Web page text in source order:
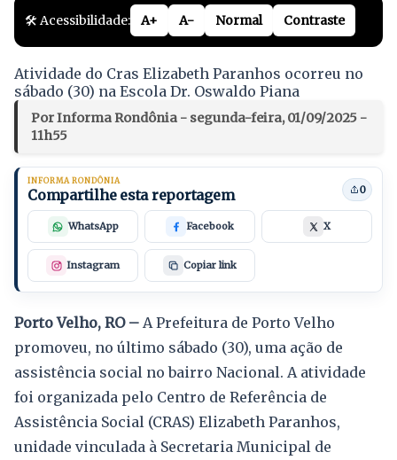
🛠️ Acessibilidade: A+ A- Normal Contraste
Atividade do Cras Elizabeth Paranhos ocorreu no
sábado (30) na Escola Dr. Oswaldo Piana
Por Informa Rondônia - segunda-feira, 01/09/2025 -
11h55
INFORMA RONDÔNIA
Compartilhe esta reportagem 0
WhatsApp Facebook X
Instagram Copiar link
Porto Velho, RO – A Prefeitura de Porto Velho
promoveu, no último sábado (30), uma ação de
assistência social no bairro Nacional. A atividade
foi organizada pelo Centro de Referência de
Assistência Social (CRAS) Elizabeth Paranhos,
unidade vinculada à Secretaria Municipal de